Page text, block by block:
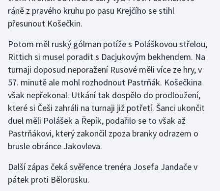
ráně z pravého kruhu po pasu Krejčího se stihl
přesunout Košečkin.
Potom měl ruský gólman potíže s Poláškovou střelou,
Rittich si musel poradit s Dacjukovým bekhendem. Na
turnaji doposud neporažení Rusové měli více ze hry, v
57. minutě ale mohl rozhodnout Pastrňák. Košečkina
však nepřekonal. Utkání tak dospělo do prodloužení,
které si Češi zahráli na turnaji již potřetí. Šanci ukončit
duel měli Polášek a Řepík, podařilo se to však až
Pastrňákovi, který zakončil zpoza branky odrazem o
brusle obránce Jakovleva.
Další zápas čeká svěřence trenéra Josefa Jandače v
pátek proti Bělorusku.